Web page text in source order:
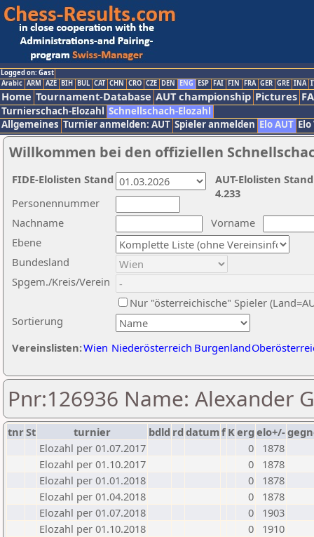
Logged on: Gast
Arabic ARM AZE BIH BUL CAT CHN CRO CZE DEN ENG ESP FAI FIN FRA GER GRE INA
Home Tournament-Database AUT championship Pictures
Turnierschach-Elozahl Schnellschach-Elozahl
Allgemeines Turnier anmelden: AUT Spieler anmelden Elo AUT
Willkommen bei den offiziellen
Nachname
Vorname
Ebene
Sortierung
Personennummer
Bundesland
Spgem./Kreis/Verein
Nur "österreichische" Spieler
Vereinslisten:Wien Niederösterreich Burgenland
AUT-Elolisten
4.233
FIDE-Elolisten Stand
Pnr:126936 Name: Alexander
tnrSt turnier bdld rd datumf Kerg elo+/-
Elozahl per 01.07.2017
0
1878
Elozahl per 01.10.2017
0
1878
Elozahl per 01.01.2018
0
1878
Elozahl per 01.04.2018
0
1878
Elozahl per 01.07.2018
0
1903
Elozahl per 01.10.2018
0
1910